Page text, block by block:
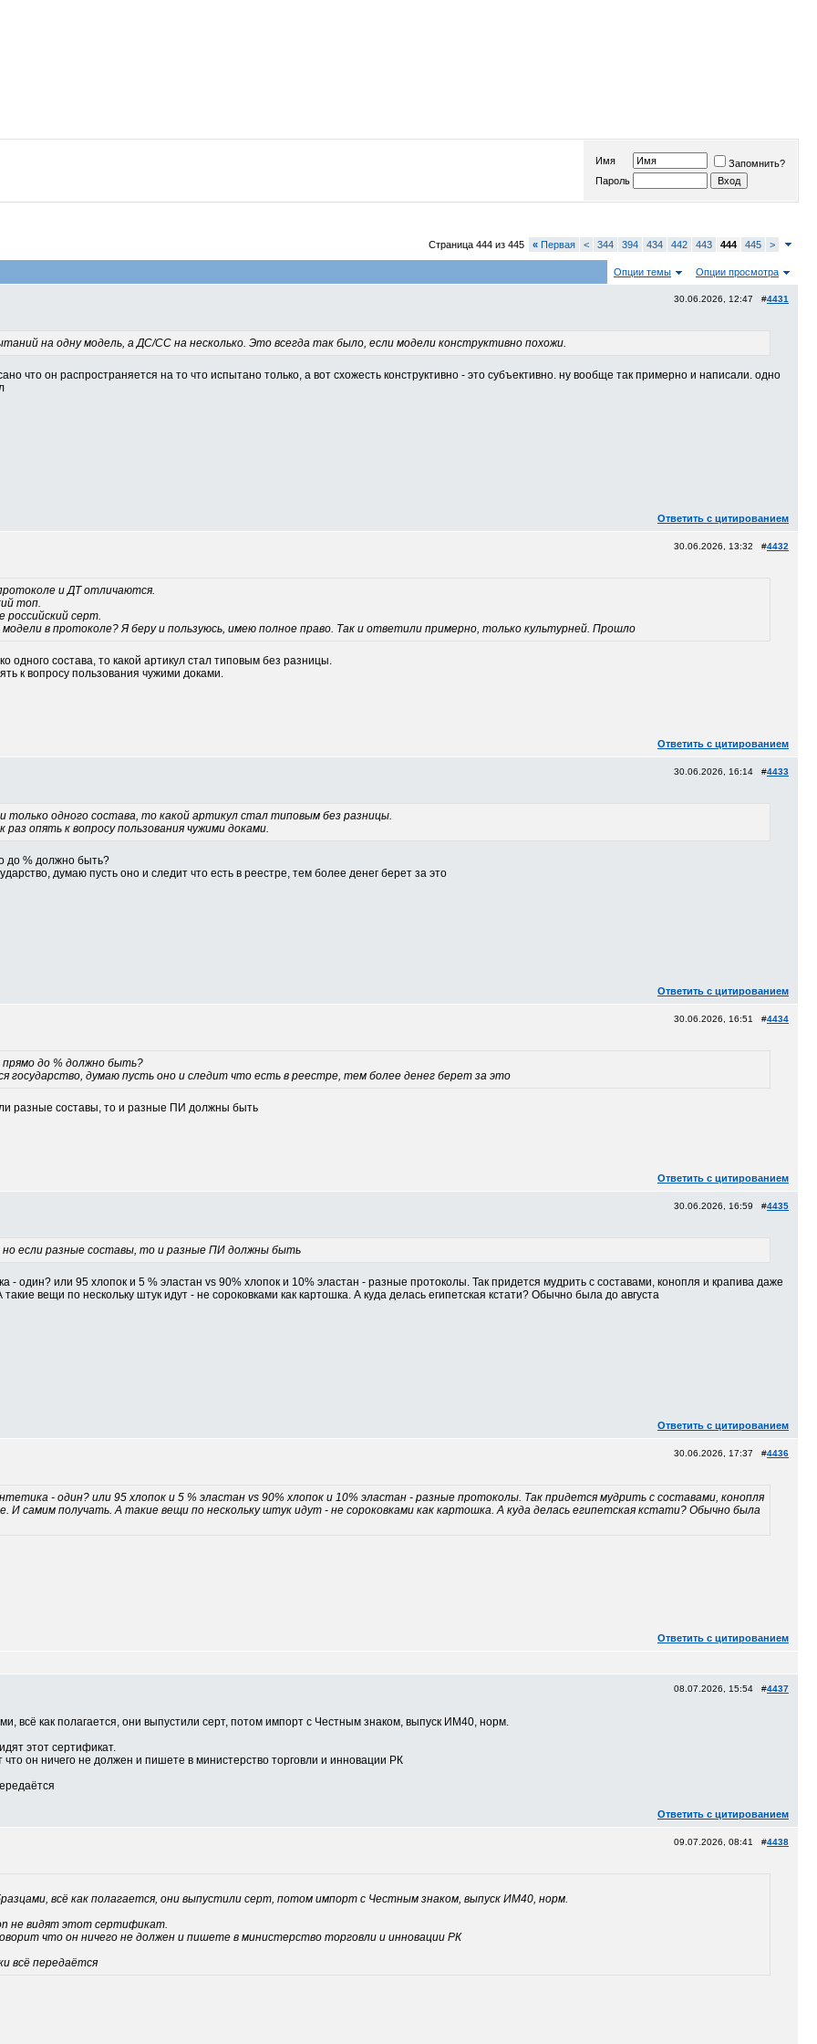
Имя
Запомнить?
Пароль
Страница 444 из 445 « Первая < 344 394 434 442 443 444 445 >
Опции темы Опции просмотра
30.06.2026, 12:47 #4431
на одну модель, а ДС/СС на несколько. Это всегда так было, если модели конструктивно похожи.
что он распространяется на то что испытано только, а вот схожесть конструктивно - это субъективно. ну вообще так примерно и написали. одно
Ответить с цитированием
30.06.2026, 13:32 #4432
и ДТ отличаются.
топ.
российский серт.
в протоколе? Я беру и пользуюсь, имею полное право. Так и ответили примерно, только культурней. Прошло
одного состава, то какой артикул стал типовым без разницы.
к вопросу пользования чужими доками.
Ответить с цитированием
30.06.2026, 16:14 #4433
только одного состава, то какой артикул стал типовым без разницы.
опять к вопросу пользования чужими доками.
до % должно быть?
думаю пусть оно и следит что есть в реестре, тем более денег берет за это
Ответить с цитированием
30.06.2026, 16:51 #4434
прямо до % должно быть?
государство, думаю пусть оно и следит что есть в реестре, тем более денег берет за это
разные составы, то и разные ПИ должны быть
Ответить с цитированием
30.06.2026, 16:59 #4435
но если разные составы, то и разные ПИ должны быть
- один? или 95 хлопок и 5 % эластан vs 90% хлопок и 10% эластан - разные протоколы. Так придется мудрить с составами, конопля и крапива даже
вещи по нескольку штук идут - не сороковками как картошка. А куда делась египетская кстати? Обычно была до августа
Ответить с цитированием
30.06.2026, 17:37 #4436
- один? или 95 хлопок и 5 % эластан vs 90% хлопок и 10% эластан - разные протоколы. Так придется мудрить с составами, конопля
И самим получать. А такие вещи по нескольку штук идут - не сороковками как картошка. А куда делась египетская кстати? Обычно была
Ответить с цитированием
08.07.2026, 15:54 #4437
всё как полагается, они выпустили серт, потом импорт с Честным знаком, выпуск ИМ40, норм.
этот сертификат.
он ничего не должен и пишете в министерство торговли и инновации РК
Ответить с цитированием
09.07.2026, 08:41 #4438
всё как полагается, они выпустили серт, потом импорт с Честным знаком, выпуск ИМ40, норм.
не видят этот сертификат.
что он ничего не должен и пишете в министерство торговли и инновации РК
всё передаётся